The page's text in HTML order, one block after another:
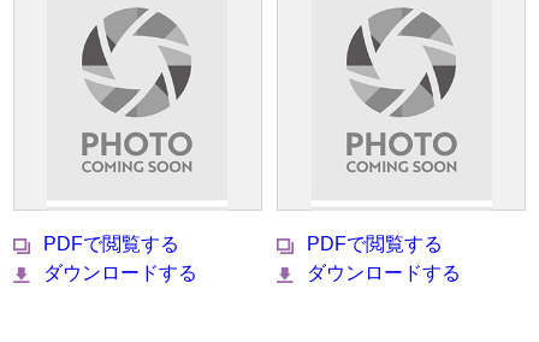
PDFで閲覧する
ダウンロードする
PDFで閲覧する
ダウンロードする